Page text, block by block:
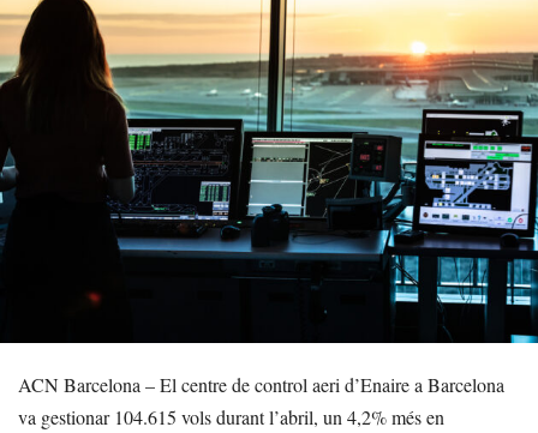
ACN Barcelona – El centre de control aeri d’Enaire a Barcelona
va gestionar 104.615 vols durant l’abril, un 4,2% més en